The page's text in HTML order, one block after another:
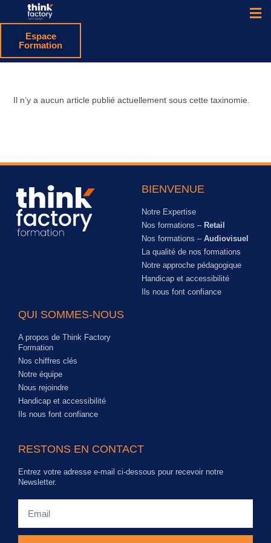
Espace
Formation
Il n’y a aucun article publié actuellement sous cette taxinomie.
BIENVENUE
Notre Expertise
Nos formations – Retail
Nos formations – Audiovisuel
La qualité de nos formations
Notre approche pédagogique
Handicap et accessibilité
Ils nous font confiance
QUI SOMMES-NOUS
A propos de Think Factory
Formation
Nos chiffres clés
Notre équipe
Nous rejoindre
Handicap et accessibilité
Ils nous font confiance
RESTONS EN CONTACT
Entrez votre adresse e-mail ci-dessous pour recevoir notre
Newsletter.